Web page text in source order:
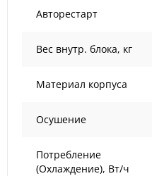
Авторестарт
Вес внутр. блока, кг
Материал корпуса
Осушение
Потребление
(Охлаждение), Вт/ч